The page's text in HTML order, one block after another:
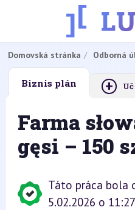
Domovská stránka Odborná
Biznis plán +
Farma
gęsi – 150
Táto práca bola
5.02.2026 o 11:27